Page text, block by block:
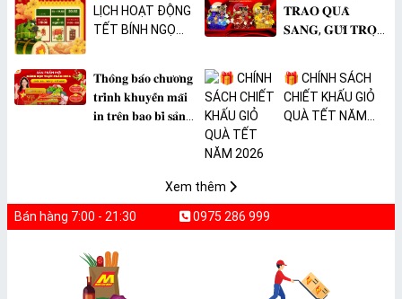
LỊCH HOẠT ĐỘNG
TẾT BÍNH NGỌ
𝐓𝐑𝐀𝐎 𝐐𝐔𝐀̀
𝐒𝐀𝐍𝐆, 𝐆𝐔̛̉𝐈 𝐓𝐑𝐎̣𝐍
𝐓𝐡𝐨̂𝐧𝐠 𝐛𝐚́𝐨 𝐜𝐡𝐮̛𝐨̛𝐧𝐠
𝐭𝐫𝐢̀𝐧𝐡 𝐤𝐡𝐮𝐲𝐞̂́𝐧 𝐦𝐚̃𝐢
𝐢𝐧 𝐭𝐫𝐞̂𝐧 𝐛𝐚𝐨 𝐛𝐢̀ 𝐬𝐚̉𝐧
🎁 CHÍNH SÁCH
CHIẾT KHẤU GIỎ
QUÀ TẾT NĂM
Xem thêm
Bán hàng 7:00 - 21:30 0975 286 999